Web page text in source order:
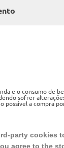
party cookies
agree to the
e o consumo de
sofrer
possivel a compra